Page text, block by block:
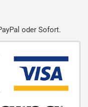
oder Sofort.